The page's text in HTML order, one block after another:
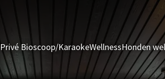
Privé Bioscoop/KaraokeWellnessHonden